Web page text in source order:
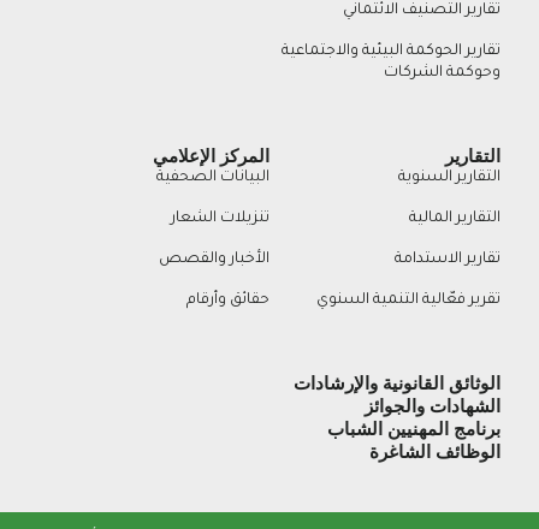
تقارير التصنيف الائتماني
تقارير الحوكمة البيئية والاجتماعية
وحوكمة الشركات
التقارير
التقارير السنوية
التقارير المالية
تقارير الاستدامة
تقرير فعّالية التنمية السنوي
المركز الإعلامي
البيانات الصحفية
تنزيلات الشعار
الأخبار والقصص
حقائق وأرقام
الوثائق القانونية والإرشادات
الشهادات والجوائز
برنامج المهنيين الشباب
الوظائف الشاغرة